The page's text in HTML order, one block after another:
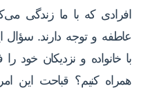
افرادی که با ما زندگی
عاطفه و توجه دارند. سؤال
با خانواده و نزدیکان خود
همراه کنیم؟ قباحت این